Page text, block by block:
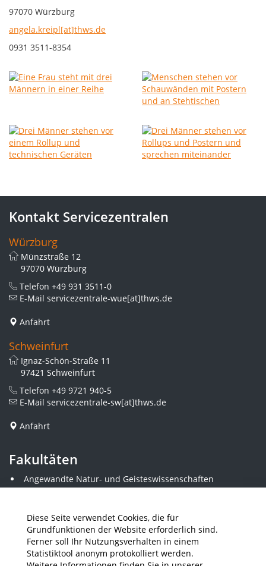
Diese Seite verwendet Cookies, die für
Grundfunktionen der Website erforderlich sind.
Ferner soll Ihr Nutzungsverhalten in einem
Statistiktool anonym protokolliert werden.
97070 Würzburg
angela.kreipl[at]thws.de
0931 3511-8354
Kontakt Servicezentralen
Würzburg
Münzstraße 12
97070 Würzburg
Telefon +49 931 3511-0
E-Mail servicezentrale-wue[at]thws.de
Anfahrt
Schweinfurt
Ignaz-Schön-Straße 11
97421 Schweinfurt
Telefon +49 9721 940-5
E-Mail servicezentrale-sw[at]thws.de
Anfahrt
Fakultäten
Angewandte Natur- und Geisteswissenschaften
Angewandte Sozialwissenschaften
Elektrotechnik
Gestaltung
Informatik und Wirtschaftsinformatik
Kunststofftechnik und Vermessung
Maschinenbau